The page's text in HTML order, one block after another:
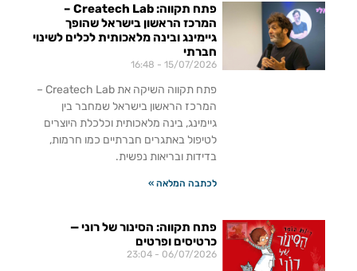
פתח תקווה: Createch Lab –
המרכז הראשון בישראל שהופך
גיימינג ובינה מלאכותית לכלים לשינוי
חברתי
15/07/2026
פתח תקווה השיקה את Createch Lab –
המרכז הראשון בישראל שמחבר בין
גיימינג, בינה מלאכותית וכלכלת היוצרים
לטיפול באתגרים חברתיים כמו חרמות,
בדידות ובריאות נפשית.
לכתבה המלאה »
פתח תקווה: הסינור של רוני —
כרטיסים ופרטים
06/07/2026